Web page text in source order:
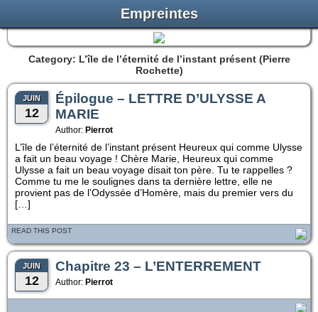
Empreintes
Category: L’île de l’éternité de l’instant présent (Pierre
Rochette)
JUIN
12
Épilogue – LETTRE D’ULYSSE A
MARIE
Author: Pierrot
L’île de l’éternité de l’instant présent Heureux qui comme Ulysse
a fait un beau voyage ! Chère Marie, Heureux qui comme
Ulysse a fait un beau voyage disait ton père. Tu te rappelles ?
Comme tu me le soulignes dans ta dernière lettre, elle ne
provient pas de l’Odyssée d’Homère, mais du premier vers du
[…]
READ THIS POST
JUIN
12
Chapitre 23 – L’ENTERREMENT
Author: Pierrot